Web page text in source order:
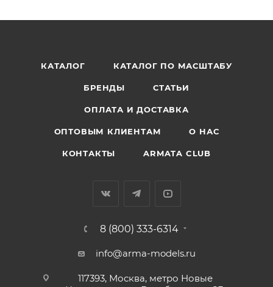
КАТАЛОГ КАТАЛОГ ПО МАСШТАБУ
БРЕНДЫ СТАТЬИ
ОПЛАТА И ДОСТАВКА
ОПТОВЫМ КЛИЕНТАМ О НАС
КОНТАКТЫ ARMATA CLUB
8 (800) 333-6314
info@arma-models.ru
117393, Москва, метро Новые